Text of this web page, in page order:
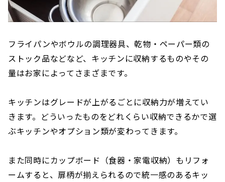
フライパンやボウルの調理器具、乾物・ペーパー類の
ストック品などなど、キッチンに収納するものやその
量はお家によってさまざまです。
キッチンはグレードが上がるごとに収納力が増えてい
きます。どういったものをどれくらい収納できるかで選
ぶキッチンやオプション類が変わってきます。
また同時にカップボード（食器・家電収納）もリフォ
ームすると、扉柄が揃えられるので統一感のあるキッ